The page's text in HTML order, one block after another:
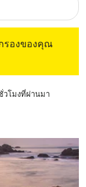
รองของคุณ
วโมงที่ผ่านมา